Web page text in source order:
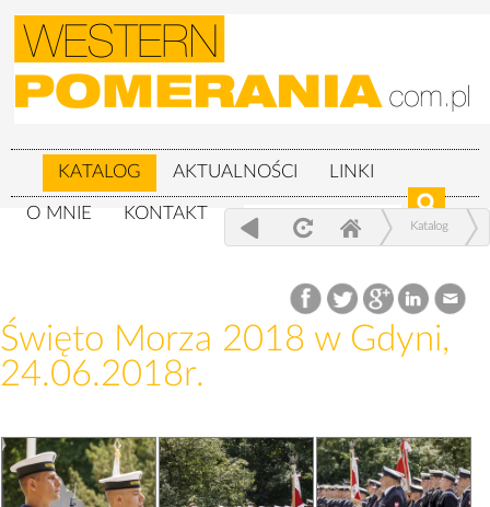
KATALOG AKTUALNOŚCI LINKI
O MNIE KONTAKT
Katalog
Święto Morza 2018 w Gdyni, 24.06.2018r.
Święto Morza 2018 w Gdyni,
24.06.2018r.